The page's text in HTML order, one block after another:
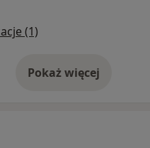
(1)
Pokaż więcejo doświadczeniu